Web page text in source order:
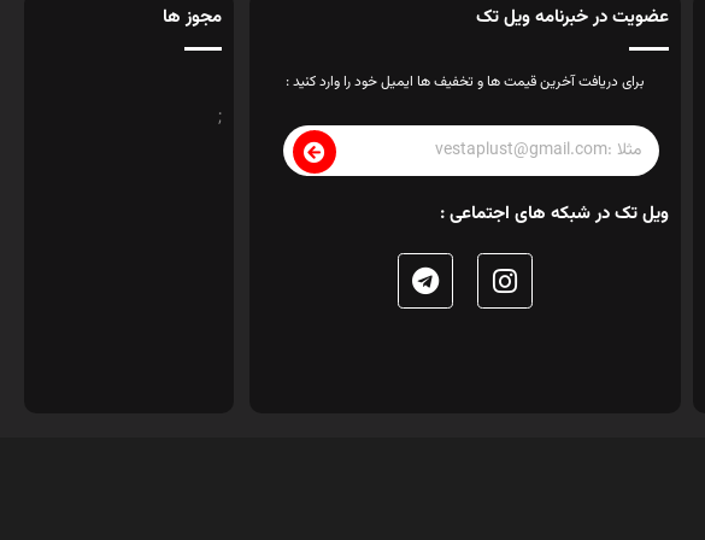
عضویت در خبرنامه ویل تک
برای دریافت آخرین قیمت ها و تخفیف ها ایمیل خود را وارد کنید :
ویل تک در شبکه های اجتماعی :
مجوز ها
;